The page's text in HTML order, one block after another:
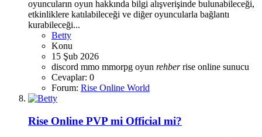
oyuncuların oyun hakkında bilgi alışverişinde bulunabileceği,
etkinliklere katılabileceği ve diğer oyuncularla bağlantı
kurabileceği...
Betty
Konu
15 Şub 2026
discord mmo mmorpg oyun rehber rise online sunucu
Cevaplar: 0
Forum: Rise Online World
Rise Online PVP mi Official mi?